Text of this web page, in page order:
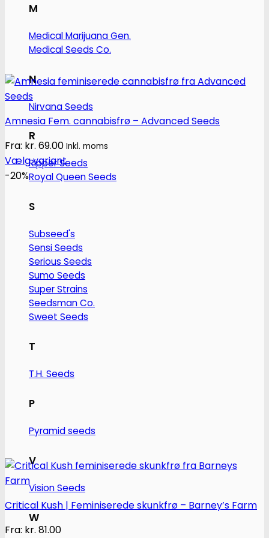
M
Medical Marijuana Gen.
Medical Seeds Co.
N
Nirvana Seeds
R
Ripper Seeds
Royal Queen Seeds
S
Subseed's
Sensi Seeds
Serious Seeds
Sumo Seeds
Super Strains
Seedsman Co.
Sweet Seeds
T
T.H. Seeds
P
Pyramid seeds
V
Vision Seeds
W
Amnesia Fem. cannabisfrø – Advanced Seeds
Fra: kr. 69.00 Inkl. moms
Vælg variant
Dette
varianter.
Mulighederne
vælges
varesiden
-20%
Critical Kush | Feminiserede skunkfrø – Barney’s Farm
Fra: kr. 81.00